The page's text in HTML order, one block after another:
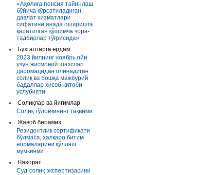
«Аҳолига пенсия тайинлаш
бўйича кўрсатиладиган
давлат хизматлари
сифатини янада оширишга
қаратилган қўшимча чора-
тадбирлар тўғрисида»
Бухгалтерга ёрдам
2023 йилнинг ноябрь ойи
учун жисмоний шахслар
даромадидан олинадиган
солиқ ва бошқа мажбурий
бадаллар ҳисоб-китоби
услубияти
Солиқлар ва йиғимлар
Солиқ тўловчининг тақвими
Жавоб берамиз
Резидентлик сертификати
бўлмаса, халқаро битим
нормаларини қўллаш
мумкинми
Назорат
Суд-солиқ экспертизасини